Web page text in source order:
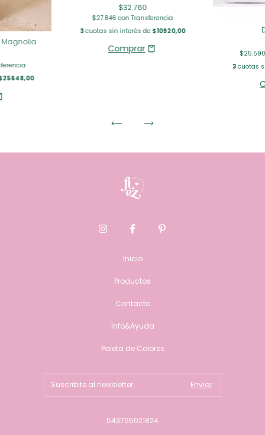
Magnolia
$32.760
$27.846con Transferencia
3cuotas sin interés de$10920,00
3 cuotas
Inicio
Productos
Contacto
Info&Ayuda
Paleta de Colores
543765021824